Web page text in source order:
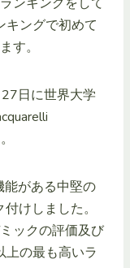
ングで初めて
す。
日に世界大学
能がある中堅の
けしました。
ックの評価及び
の最も高いラ